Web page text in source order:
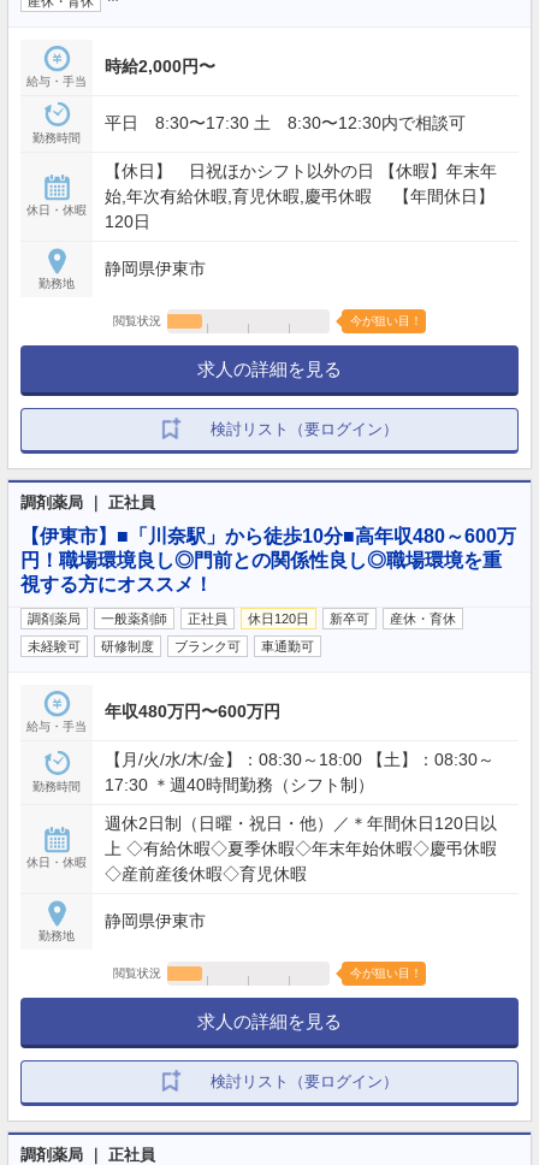
給与・手当
時給2,000円〜
勤務時間
平日 8:30〜17:30 土 8:30〜12:30内で相談可
休日・休暇
【休日】 日祝ほかシフト以外の日 【休暇】年末年
始,年次有給休暇,育児休暇,慶弔休暇 【年間休日】
120日
勤務地
静岡県伊東市
閲覧状況 今が狙い目！
求人の詳細を見る
検討リスト（要ログイン）
調剤薬局 ｜ 正社員
【伊東市】■「川奈駅」から徒歩10分■高年収480～600万
円！職場環境良し◎門前との関係性良し◎職場環境を重
視する方にオススメ！
調剤薬局 一般薬剤師 正社員 休日120日 新卒可
産休・育休
未経験可
研修制度 ブランク可 車通勤可
給与・手当
年収480万円〜600万円
勤務時間
【月/火/水/木/金】：08:30～18:00 【土】：08:30～
17:30 ＊週40時間勤務（シフト制）
休日・休暇
週休2日制（日曜・祝日・他）／＊年間休日120日以
上 ◇有給休暇◇夏季休暇◇年末年始休暇◇慶弔休暇
◇産前産後休暇◇育児休暇
勤務地
静岡県伊東市
閲覧状況 今が狙い目！
求人の詳細を見る
検討リスト（要ログイン）
調剤薬局 ｜ 正社員